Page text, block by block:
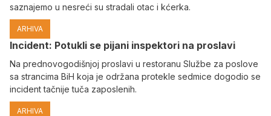
saznajemo u nesreći su stradali otac i kćerka.
ARHIVA
Incident: Potukli se pijani inspektori na proslavi
Na prednovogodišnjoj proslavi u restoranu Službe za poslove
sa strancima BiH koja je održana protekle sedmice dogodio se
incident tačnije tuča zaposlenih.
ARHIVA